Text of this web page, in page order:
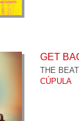
GET
THE
CÚPULA